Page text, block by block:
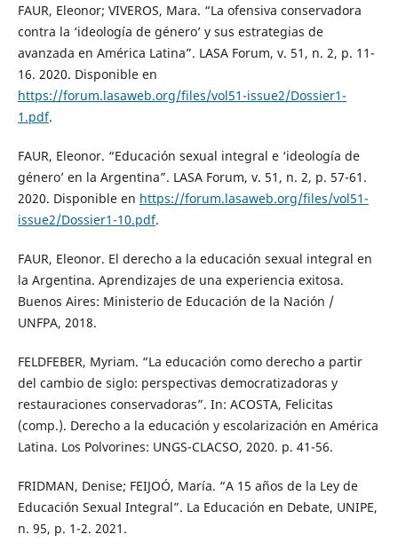
FAUR, Eleonor; VIVEROS, Mara. “La ofensiva conservadora
contra la ‘ideología de género’ y sus estrategias de
avanzada en América Latina”. LASA Forum, v. 51, n. 2, p. 11-
16. 2020. Disponible en
https://forum.lasaweb.org/files/vol51-issue2/Dossier1-
1.pdf.
FAUR, Eleonor. “Educación sexual integral e ‘ideología de
género’ en la Argentina”. LASA Forum, v. 51, n. 2, p. 57-61.
2020. Disponible en https://forum.lasaweb.org/files/vol51-
issue2/Dossier1-10.pdf.
FAUR, Eleonor. El derecho a la educación sexual integral en
la Argentina. Aprendizajes de una experiencia exitosa.
Buenos Aires: Ministerio de Educación de la Nación /
UNFPA, 2018.
FELDFEBER, Myriam. “La educación como derecho a partir
del cambio de siglo: perspectivas democratizadoras y
restauraciones conservadoras”. In: ACOSTA, Felicitas
(comp.). Derecho a la educación y escolarización en América
Latina. Los Polvorines: UNGS-CLACSO, 2020. p. 41-56.
FRIDMAN, Denise; FEIJOÓ, María. “A 15 años de la Ley de
Educación Sexual Integral”. La Educación en Debate, UNIPE,
n. 95, p. 1-2. 2021.